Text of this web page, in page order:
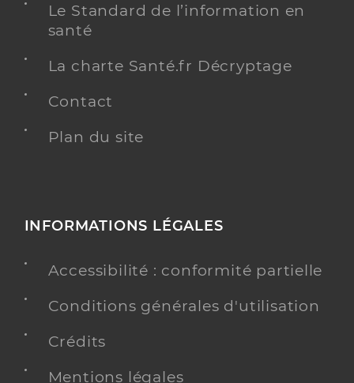
Le Standard de l’information en
santé
La charte Santé.fr Décryptage
Contact
Plan du site
INFORMATIONS LÉGALES
Accessibilité : conformité partielle
Conditions générales d'utilisation
Crédits
Mentions légales